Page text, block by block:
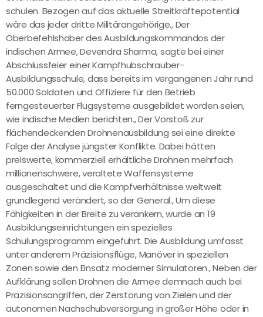
schulen. Bezogen auf das aktuelle Streitkräftepotential
wäre das jeder dritte Militärangehörige., Der
Oberbefehlshaber des Ausbildungskommandos der
indischen Armee, Devendra Sharma, sagte bei einer
Abschlussfeier einer Kampfhubschrauber-
Ausbildungsschule, dass bereits im vergangenen Jahr rund
50.000 Soldaten und Offiziere für den Betrieb
ferngesteuerter Flugsysteme ausgebildet worden seien,
wie indische Medien berichten., Der Vorstoß zur
flächendeckenden Drohnenausbildung sei eine direkte
Folge der Analyse jüngster Konflikte. Dabei hätten
preiswerte, kommerziell erhältliche Drohnen mehrfach
millionenschwere, veraltete Waffensysteme
ausgeschaltet und die Kampfverhältnisse weltweit
grundlegend verändert, so der General., Um diese
Fähigkeiten in der Breite zu verankern, wurde an 19
Ausbildungseinrichtungen ein spezielles
Schulungsprogramm eingeführt. Die Ausbildung umfasst
unter anderem Präzisionsflüge, Manöver in speziellen
Zonen sowie den Einsatz moderner Simulatoren., Neben der
Aufklärung sollen Drohnen die Armee demnach auch bei
Präzisionsangriffen, der Zerstörung von Zielen und der
autonomen Nachschubversorgung in großer Höhe oder in